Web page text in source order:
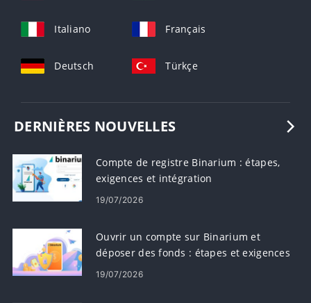
Italiano Français
Deutsch Türkçe
DERNIÈRES NOUVELLES
Compte de registre Binarium : étapes,
exigences et intégration
19/07/2026
Ouvrir un compte sur Binarium et
déposer des fonds : étapes et exigences
19/07/2026